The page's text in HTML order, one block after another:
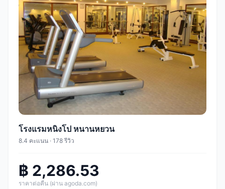
โรงแรมหนิงโป หนานหยวน
8.4 คะแนน · 178 รีวิว
฿ 2,286.53
ราคาต่อคืน (ผ่าน agoda.com)